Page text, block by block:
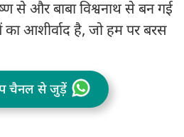
से और बाबा विश्वनाथ से बन गई
आशीर्वाद है, जो हम पर बरस
चैनल से जुड़ें